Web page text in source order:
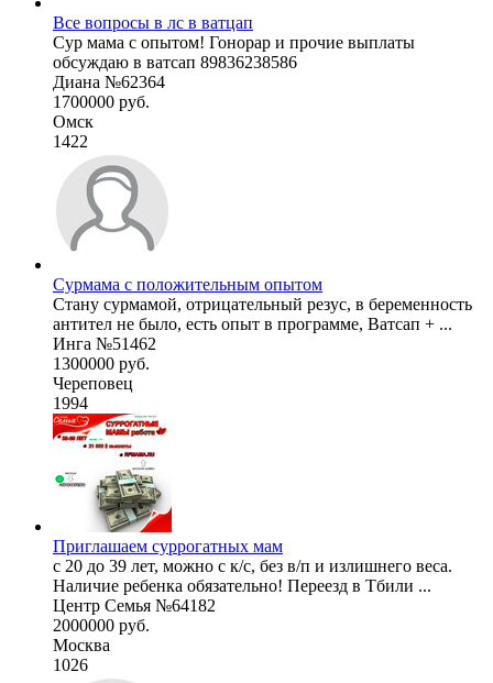
Все вопросы в лс в ватцап
Сур мама с опытом! Гонорар и прочие выплаты
обсуждаю в ватсап 89836238586
Диана №62364
1700000 руб.
Омск
1422
Сурмама с положительным опытом
Стану сурмамой, отрицательный резус, в беременность
антител не было, есть опыт в программе, Ватсап + ...
Инга №51462
1300000 руб.
Череповец
1994
Приглашаем суррогатных мам
с 20 до 39 лет, можно с к/с, без в/п и излишнего веса.
Наличие ребенка обязательно! Переезд в Тбили ...
Центр Семья №64182
2000000 руб.
Москва
1026